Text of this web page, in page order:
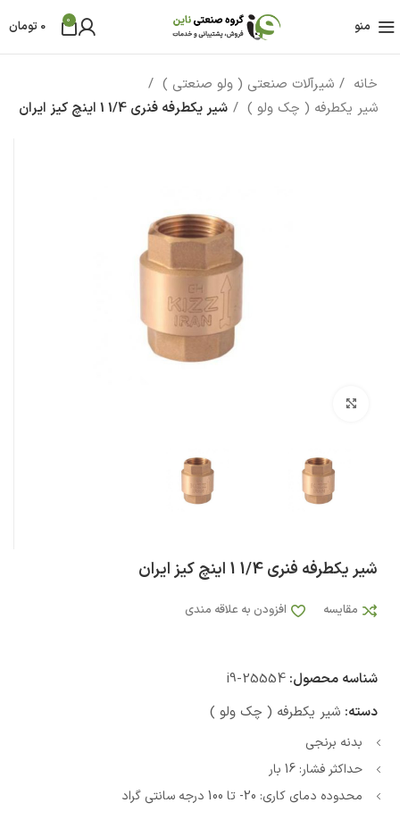
منو 0
0 تومان
خانه
شیرآلات صنعتی ( ولو صنعتی )
شیر یکطرفه ( چک ولو )
شیر یکطرفه فنری 1/4 1 اینچ کیز ایران
شیر یکطرفه فنری 1/4 1 اینچ کیز ایران
مقایسه افزودن به علاقه مندی
شناسه محصول: i9-25554
دسته: شیر یکطرفه ( چک ولو )
بدنه برنجی
حداکثر فشار: 16 بار
محدوده دمای کاری: 20- تا 100 درجه سانتی گراد